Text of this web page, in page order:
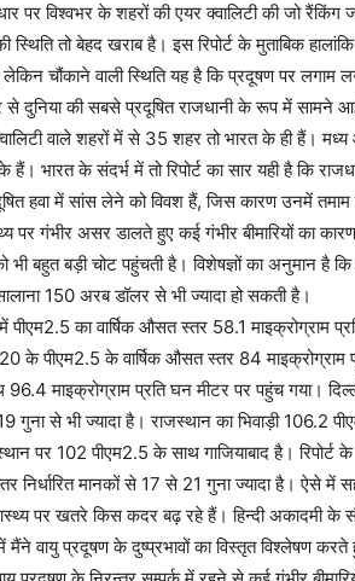
पर विश्वभर के शहरों की एयर क्वालिटी की जो रैंकिंग
तो बेहद खराब है। इस रिपोर्ट के मुताबिक हालांकि
चौंकाने वाली स्थिति यह है कि प्रदूषण पर लगाम
से दुनिया की सबसे प्रदूषित राजधानी के रूप में सामने
वाले शहरों में से 35 शहर तो भारत के ही हैं।
भारत के संदर्भ में तो रिपोर्ट का सार यही है कि
हवा में सांस लेने को विवश हैं, जिस कारण उनमें तमाम
पर गंभीर असर डालते हुए कई गंभीर बीमारियों का
बहुत बड़ी चोट पहुंचती है। विशेषज्ञों का अनुमान है कि
150 अरब डॉलर से भी ज्यादा हो सकती है।
में पीएम2.5 का वार्षिक औसत स्तर 58.1 माइक्रोग्राम
के पीएम2.5 के वार्षिक औसत स्तर 84 माइक्रोग्राम
माइक्रोग्राम प्रति घन मीटर पर पहुंच गया।
गुना से भी ज्यादा है। राजस्थान का भिवाड़ी 106.2
पर 102 पीएम2.5 के साथ गाजियाबाद है। रिपोर्ट के
निर्धारित मानकों से 17 से 21 गुना ज्यादा है। ऐसे में
पर खतरे किस कदर बढ़ रहे हैं। हिन्दी अकादमी के
वायु प्रदूषण के दुष्प्रभावों का विस्तृत विश्लेषण करते